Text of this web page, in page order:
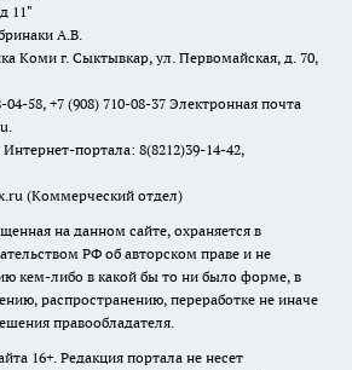
11"
А.В.
Коми г. Сыктывкар, ул. Первомайская, д. 70,
58, +7 (908) 710-08-37 Электронная почта
.
портала: 8(8212)39-14-42,
(Коммерческий отдел)
на данном сайте, охраняется в
РФ об авторском праве и не
кем-либо в какой бы то ни было форме, в
распространению, переработке не иначе
правообладателя.
16+. Редакция портала не несет